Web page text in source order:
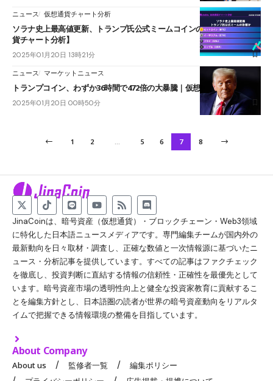
ニュース 仮想通貨チャート分析
ソラナ史上最高値更新、トランプ氏公式ミームコインの影響か【仮想通
貨チャート分析】
2025年01月20日 13時21分
ニュース マーケットニュース
トランプコイン、わずか36時間で472倍の大暴騰｜仮想通貨界に激震
2025年01月20日 00時50分
1 2 5 6 7 8
JinaCoinは、暗号資産（仮想通貨）・ブロックチェーン・Web3領域
に特化した日本語ニュースメディアです。専門編集チームが国内外の
最新動向を日々取材・調査し、正確な数値と一次情報源に基づいたニ
ュース・分析記事を提供しています。すべての記事はファクチェック
を徹底し、投資判断に直結する情報の信頼性・正確性を最優先として
います。暗号資産市場の透明性向上と健全な投資家教育に貢献するこ
とを編集方針とし、日本語圏の読者が世界の暗号資産動向をリアルタ
イムで把握できる情報環境の整備を目指しています。
About Company
About us 監修者一覧
編集ポリシー